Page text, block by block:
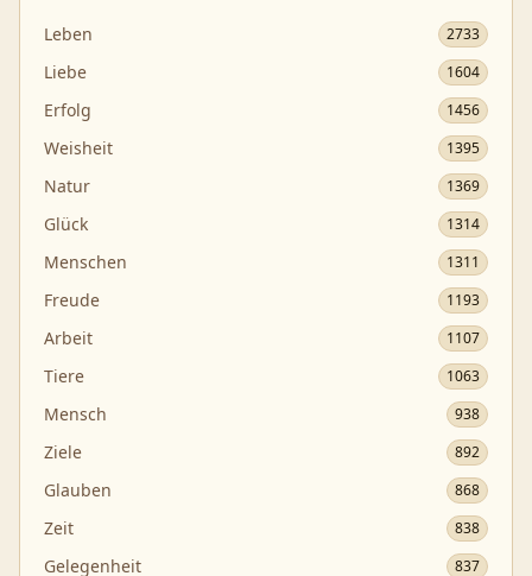
Leben 2733
Liebe 1604
Erfolg 1456
Weisheit 1395
Natur 1369
Glück 1314
Menschen 1311
Freude 1193
Arbeit 1107
Tiere 1063
Mensch 938
Ziele 892
Glauben 868
Zeit 838
Gelegenheit 837